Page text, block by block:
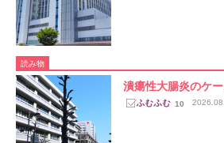
読み物
潰瘍性大腸炎のケ
10